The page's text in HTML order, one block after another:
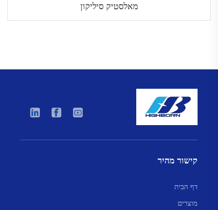
מאלסטיק סיליקון
קישור מהיר
דף הבית
מוצרים